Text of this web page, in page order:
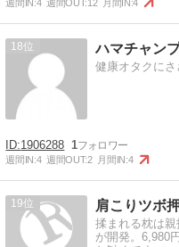
週間IN:4 週間OUT:12 月間IN:4
18 ハマチャン
健康オタクに
1906288 1
週間IN:4 週間OUT:2 月間IN:4
19 肩こりツボ
揉まれる枕は
が開発。6,980